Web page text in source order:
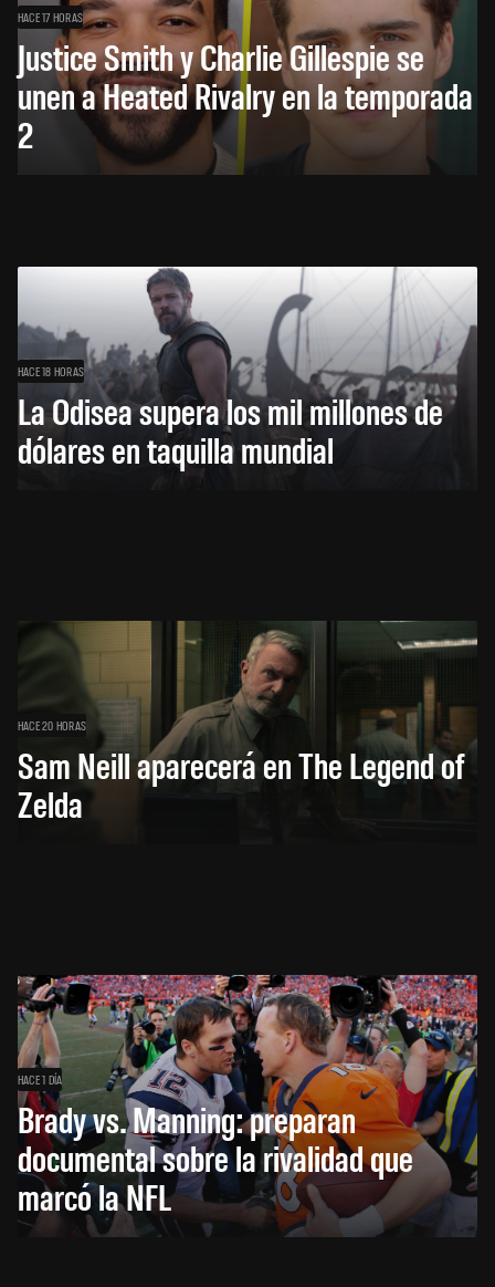
HACE 17 HORAS
Justice Smith y Charlie Gillespie se
unen a Heated Rivalry en la temporada
2
HACE 18 HORAS
La Odisea supera los mil millones de
dólares en taquilla mundial
HACE 20 HORAS
Sam Neill aparecerá en The Legend of
Zelda
HACE 1 DÍA
Brady vs. Manning: preparan
documental sobre la rivalidad que
marcó la NFL